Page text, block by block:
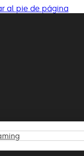
al pie de página